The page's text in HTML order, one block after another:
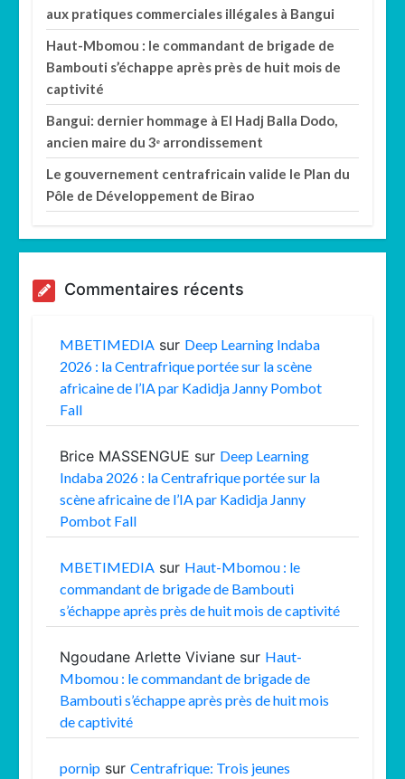
aux pratiques commerciales illégales à Bangui
Haut-Mbomou : le commandant de brigade de
Bambouti s’échappe après près de huit mois de
captivité
Bangui: dernier hommage à El Hadj Balla Dodo,
ancien maire du 3ᵉ arrondissement
Le gouvernement centrafricain valide le Plan du
Pôle de Développement de Birao
Commentaires récents
MBETIMEDIA sur Deep Learning Indaba
2026 : la Centrafrique portée sur la scène
africaine de l’IA par Kadidja Janny Pombot
Fall
Brice MASSENGUE sur Deep Learning
Indaba 2026 : la Centrafrique portée sur la
scène africaine de l’IA par Kadidja Janny
Pombot Fall
MBETIMEDIA sur Haut-Mbomou : le
commandant de brigade de Bambouti
s’échappe après près de huit mois de captivité
Ngoudane Arlette Viviane sur Haut-
Mbomou : le commandant de brigade de
Bambouti s’échappe après près de huit mois
de captivité
pornip surCentrafrique: Trois jeunes